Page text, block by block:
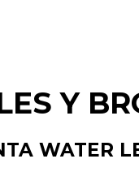
Y
WATER